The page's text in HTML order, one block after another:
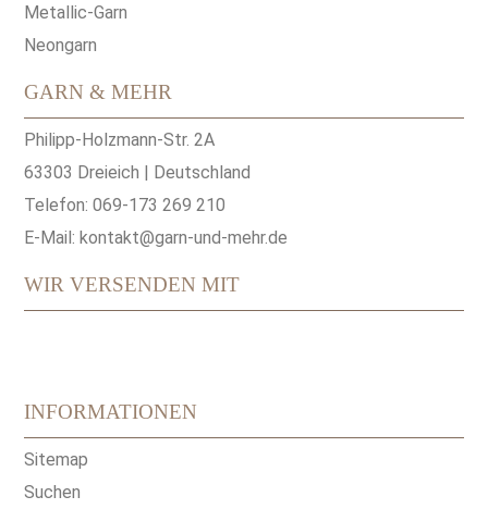
Metallic-Garn
Neongarn
GARN & MEHR
Philipp-Holzmann-Str. 2A
63303 Dreieich | Deutschland
Telefon: 069-173 269 210
E-Mail:kontakt@garn-und-mehr.de
WIR VERSENDEN MIT
INFORMATIONEN
Sitemap
Suchen